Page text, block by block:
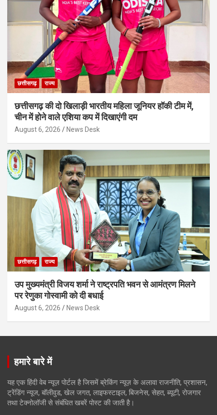
छत्तीसगढ़ राज्य
छत्तीसगढ़ की दो खिलाड़ी भारतीय महिला जूनियर हॉकी टीम में,
चीन में होने वाले एशिया कप में दिखाएंगी दम
August 6, 2026 News Desk
छत्तीसगढ़ राज्य
उप मुख्यमंत्री विजय शर्मा ने राष्ट्रपति भवन से आमंत्रण मिलने
पर रेणुका गोस्वामी को दी बधाई
August 6, 2026 News Desk
हमारे बारे में
यह एक हिंदी वेब न्यूज़ पोर्टल है जिसमें ब्रेकिंग न्यूज़ के अलावा राजनीति, प्रशासन,
ट्रेंडिंग न्यूज, बॉलीवुड, खेल जगत, लाइफस्टाइल, बिजनेस, सेहत, ब्यूटी, रोजगार
तथा टेक्नोलॉजी से संबंधित खबरें पोस्ट की जाती है।